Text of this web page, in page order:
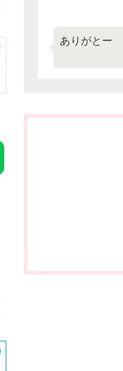
ありがとー